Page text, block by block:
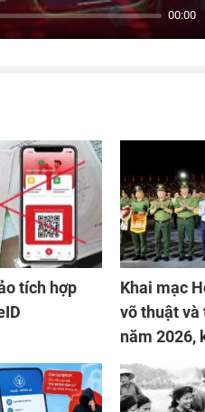
00:00
tích hợp
Khai mạc
võ thuật và
năm 2026,